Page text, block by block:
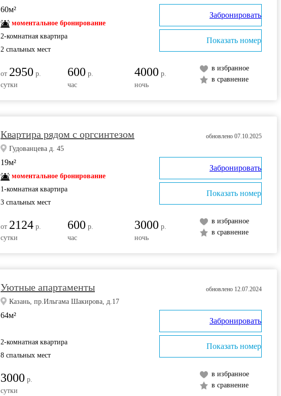
60м²
моментальное бронирование
2-комнатная квартира
2 спальных мест
от 2950 р.
сутки
600 р.
час
4000 р.
ночь
в избранное
в сравнение
Забронировать
Показать номер
Квартира рядом с оргсинтезом
Гудованцева д. 45
19м²
моментальное бронирование
1-комнатная квартира
3 спальных мест
от 2124 р.
сутки
600 р.
час
3000 р.
ночь
обновлено 07.10.2025
в избранное
в сравнение
Забронировать
Показать номер
Уютные апартаменты
Казань, пр.Ильгама Шакирова, д.17
64м²
2-комнатная квартира
8 спальных мест
3000 р.
сутки
обновлено 12.07.2024
в избранное
в сравнение
Забронировать
Показать номер